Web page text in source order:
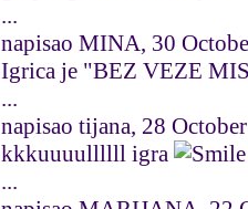
...
napisao MINA, 30
Igrica je "BEZ VEZE
...
napisao tijana, 28
kkkuuuullllll igra
...